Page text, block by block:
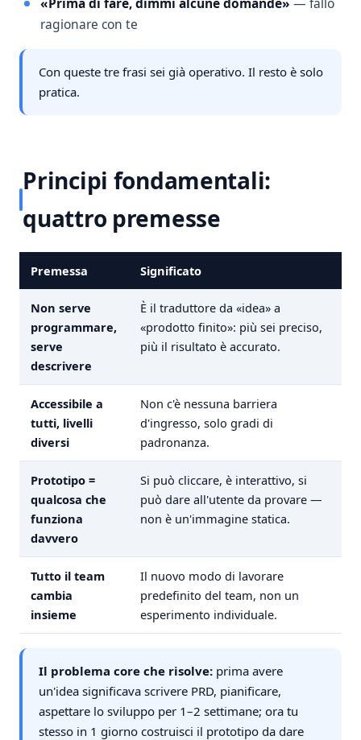
ragionare con te
Con queste tre frasi sei già operativo. Il resto è solo
pratica.
Principi fondamentali:
quattro premesse
Premessa Significato
Non serve
programmare,
serve
descrivere
È il traduttore da «idea» a
«prodotto finito»: più sei preciso,
più il risultato è accurato.
Accessibile a
tutti, livelli
diversi
Non c'è nessuna barriera
d'ingresso, solo gradi di
padronanza.
Prototipo =
qualcosa che
funziona
davvero
Si può cliccare, è interattivo, si
può dare all'utente da provare —
non è un'immagine statica.
Tutto il team
cambia
insieme
Il nuovo modo di lavorare
predefinito del team, non un
esperimento individuale.
Il problema core che risolve: prima avere
un'idea significava scrivere PRD, pianificare,
aspettare lo sviluppo per 1–2 settimane; ora tu
stesso in 1 giorno costruisci il prototipo da dare